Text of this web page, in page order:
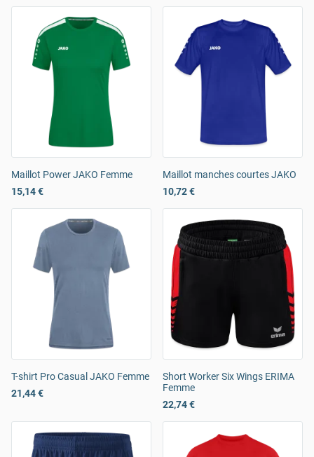
Maillot Power JAKO Femme
15,14 €
Maillot manches courtes JAKO
10,72 €
T-shirt Pro Casual JAKO Femme
21,44 €
Short Worker Six Wings ERIMA
Femme
22,74 €